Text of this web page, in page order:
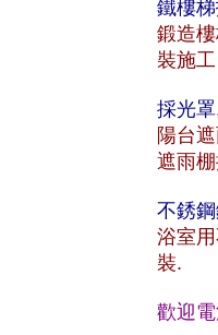
鐵樓
鍛造
裝施工
採光
陽台
遮雨
不銹
浴室
裝.
歡迎